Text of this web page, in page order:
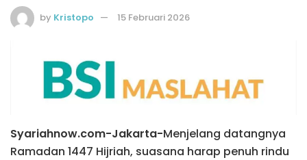
by Kristopo 15 Februari 2026
Syariahnow.com-Jakarta-Menjelang datangnya
Ramadan 1447 Hijriah, suasana harap penuh rindu